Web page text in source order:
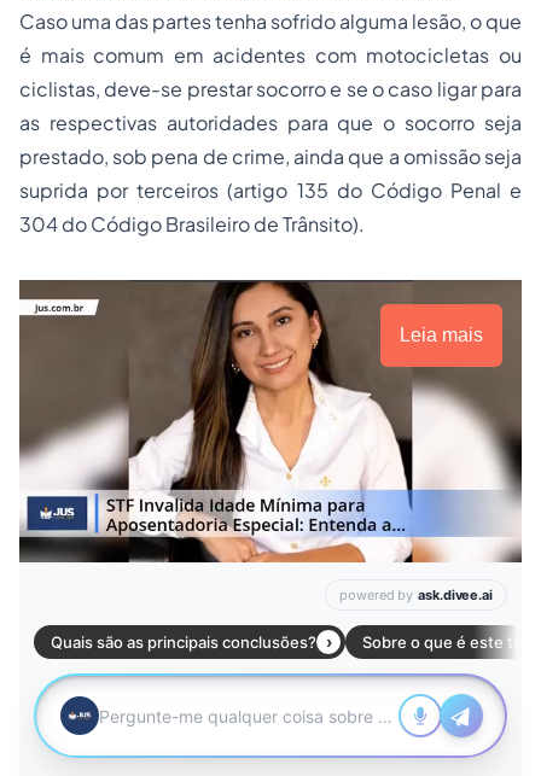
Caso uma das partes tenha sofrido alguma lesão, o que
é mais comum em acidentes com motocicletas ou
ciclistas, deve-se prestar socorro e se o caso ligar para
as respectivas autoridades para que o socorro seja
prestado, sob pena de crime, ainda que a omissão seja
suprida por terceiros (artigo 135 do Código Penal e
304 do Código Brasileiro de Trânsito).
Leia mais